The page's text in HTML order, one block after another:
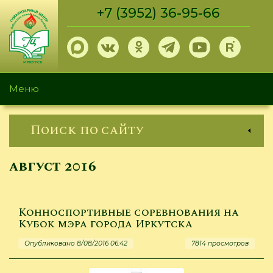
Перейти
основному
содержанию
+7 (3952) 36-95-66
Меню
Поиск по сайту
август 2016
Конноспортивные соревнования на
Кубок мэра города Иркутска
Опубликовано 8/08/2016 06:42 7814 просмотров